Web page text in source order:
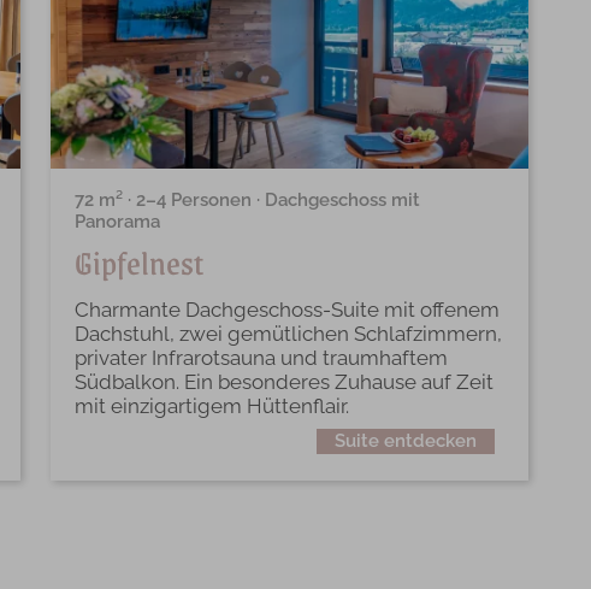
72 m² · 2–4 Personen · Dachgeschoss mit
Panorama
Gipfelnest
Charmante Dachgeschoss-Suite mit offenem
Dachstuhl, zwei gemütlichen Schlafzimmern,
privater Infrarotsauna und traumhaftem
Südbalkon. Ein besonderes Zuhause auf Zeit
mit einzigartigem Hüttenflair.
Suite entdecken